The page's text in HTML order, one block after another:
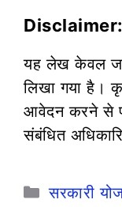
Disclaimer:
यह लेख केवल
लिखा गया है।
आवेदन करने से
संबंधित
सरकारी